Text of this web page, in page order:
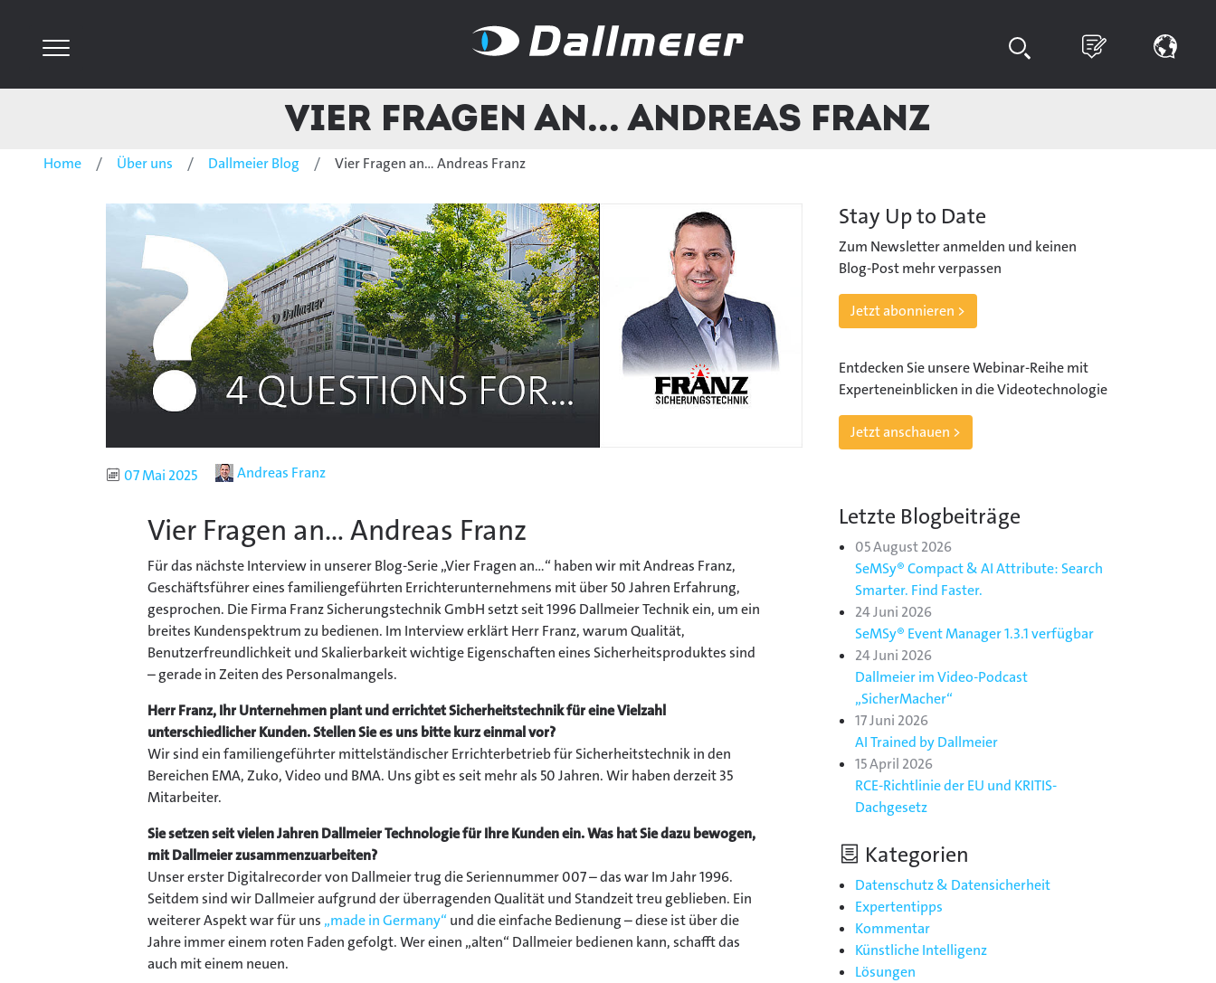
Vier Fragen an... Andreas Franz
Home Über uns Dallmeier Blog Vier Fragen an... Andreas Franz
Publiziert
07 Mai 2025 AutorAndreas Franz
Vier Fragen an... Andreas Franz
Für das nächste Interview in unserer Blog-Serie „Vier Fragen an...“ haben wir mit Andreas Franz,
Geschäftsführer eines familiengeführten Errichterunternehmens mit über 50 Jahren Erfahrung,
gesprochen. Die Firma Franz Sicherungstechnik GmbH setzt seit 1996 Dallmeier Technik ein, um ein
breites Kundenspektrum zu bedienen. Im Interview erklärt Herr Franz, warum Qualität,
Benutzerfreundlichkeit und Skalierbarkeit wichtige Eigenschaften eines Sicherheitsproduktes sind
– gerade in Zeiten des Personalmangels.
Herr Franz, Ihr Unternehmen plant und errichtet Sicherheitstechnik für eine Vielzahl
unterschiedlicher Kunden. Stellen Sie es uns bitte kurz einmal vor?
Wir sind ein familiengeführter mittelständischer Errichterbetrieb für Sicherheitstechnik in den
Bereichen EMA, Zuko, Video und BMA. Uns gibt es seit mehr als 50 Jahren. Wir haben derzeit 35
Mitarbeiter.
Sie setzen seit vielen Jahren Dallmeier Technologie für Ihre Kunden ein. Was hat Sie dazu bewogen,
mit Dallmeier zusammenzuarbeiten?
Unser erster Digitalrecorder von Dallmeier trug die Seriennummer 007 – das war Im Jahr 1996.
Seitdem sind wir Dallmeier aufgrund der überragenden Qualität und Standzeit treu geblieben. Ein
weiterer Aspekt war für uns „made in Germany“ und die einfache Bedienung – diese ist über die
Jahre immer einem roten Faden gefolgt. Wer einen „alten“ Dallmeier bedienen kann, schafft das
auch mit einem neuen.
Stay Up to Date
Zum Newsletter anmelden und keinen
Blog-Post mehr verpassen
Jetzt abonnieren >
Entdecken Sie unsere Webinar-Reihe mit
Experteneinblicken in die Videotechnologie
Jetzt anschauen >
Letzte Blogbeiträge
05 August 2026
SeMSy® Compact & AI Attribute: Search
Smarter. Find Faster.
24 Juni 2026
SeMSy® Event Manager 1.3.1 verfügbar
24 Juni 2026
Dallmeier im Video-Podcast
„SicherMacher“
17 Juni 2026
AI Trained by Dallmeier
15 April 2026
RCE-Richtlinie der EU und KRITIS-
Dachgesetz
Kategorien
Datenschutz & Datensicherheit
Expertentipps
Kommentar
Künstliche Intelligenz
Lösungen